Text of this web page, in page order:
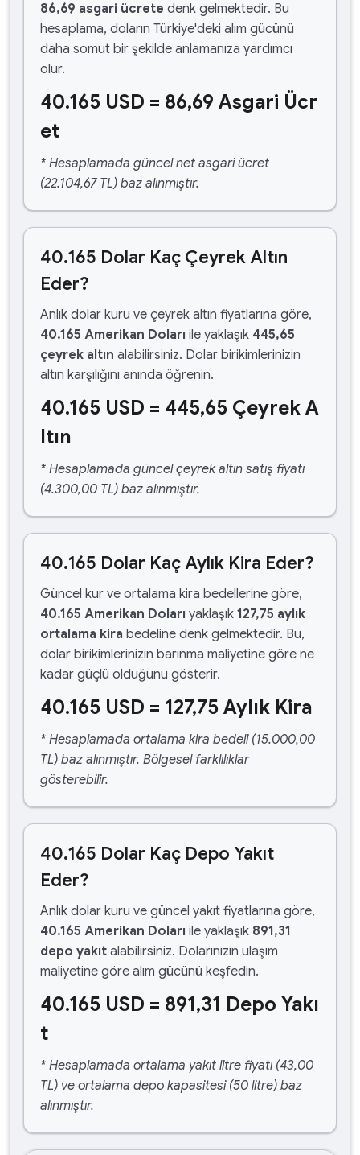
86,69 asgari ücrete denk gelmektedir. Bu
hesaplama, doların Türkiye'deki alım gücünü
daha somut bir şekilde anlamanıza yardımcı
olur.
40.165 USD = 86,69 Asgari Ücr
et
* Hesaplamada güncel net asgari ücret
(22.104,67 TL) baz alınmıştır.
40.165 Dolar Kaç Çeyrek Altın
Eder?
Anlık dolar kuru ve çeyrek altın fiyatlarına göre,
40.165 Amerikan Doları ile yaklaşık 445,65
çeyrek altın alabilirsiniz. Dolar birikimlerinizin
altın karşılığını anında öğrenin.
40.165 USD = 445,65 Çeyrek A
ltın
* Hesaplamada güncel çeyrek altın satış fiyatı
(4.300,00 TL) baz alınmıştır.
40.165 Dolar Kaç Aylık Kira Eder?
Güncel kur ve ortalama kira bedellerine göre,
40.165 Amerikan Doları yaklaşık 127,75 aylık
ortalama kira bedeline denk gelmektedir. Bu,
dolar birikimlerinizin barınma maliyetine göre ne
kadar güçlü olduğunu gösterir.
40.165 USD = 127,75 Aylık Kira
* Hesaplamada ortalama kira bedeli (15.000,00
TL) baz alınmıştır. Bölgesel farklılıklar
gösterebilir.
40.165 Dolar Kaç Depo Yakıt
Eder?
Anlık dolar kuru ve güncel yakıt fiyatlarına göre,
40.165 Amerikan Doları ile yaklaşık 891,31
depo yakıt alabilirsiniz. Dolarınızın ulaşım
maliyetine göre alım gücünü keşfedin.
40.165 USD = 891,31 Depo Yakı
t
* Hesaplamada ortalama yakıt litre fiyatı (43,00
TL) ve ortalama depo kapasitesi (50 litre) baz
alınmıştır.